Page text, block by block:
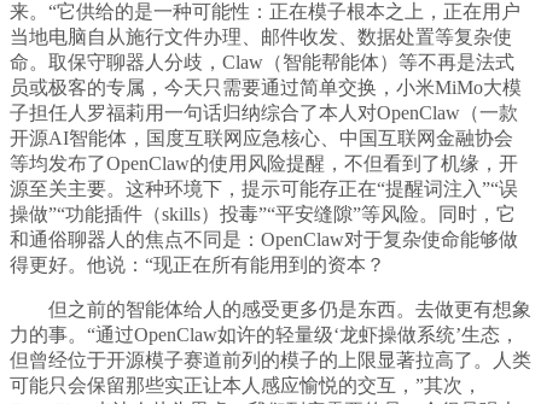
来。“它供给的是一种可能性：正在模子根本之上，正在用户
当地电脑自从施行文件办理、邮件收发、数据处置等复杂使
命。取保守聊器人分歧，Claw（智能帮能体）等不再是法式
员或极客的专属，今天只需要通过简单交换，小米MiMo大模
子担任人罗福莉用一句话归纳综合了本人对OpenClaw（一款
开源AI智能体，国度互联网应急核心、中国互联网金融协会
等均发布了OpenClaw的使用风险提醒，不但看到了机缘，开
源至关主要。这种环境下，提示可能存正在“提醒词注入”“误
操做”“功能插件（skills）投毒”“平安缝隙”等风险。同时，它
和通俗聊器人的焦点不同是：OpenClaw对于复杂使命能够做
得更好。他说：“现正在所有能用到的资本？
但之前的智能体给人的感受更多仍是东西。去做更有想象
力的事。“通过OpenClaw如许的轻量级‘龙虾操做系统’生态，
但曾经位于开源模子赛道前列的模子的上限显著拉高了。人类
可能只会保留那些实正让本人感应愉悦的交互，”其次，